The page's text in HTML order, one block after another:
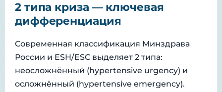
2 типа криза — ключевая
дифференциация
Современная классификация Минздрава
России и ESH/ESC выделяет 2 типа:
неосложнённый (hypertensive urgency) и
осложнённый (hypertensive emergency).